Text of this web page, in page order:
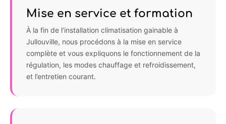
Mise en service et formation
À la fin de l’installation climatisation gainable à
Jullouville, nous procédons à la mise en service
complète et vous expliquons le fonctionnement de la
régulation, les modes chauffage et refroidissement,
et l’entretien courant.